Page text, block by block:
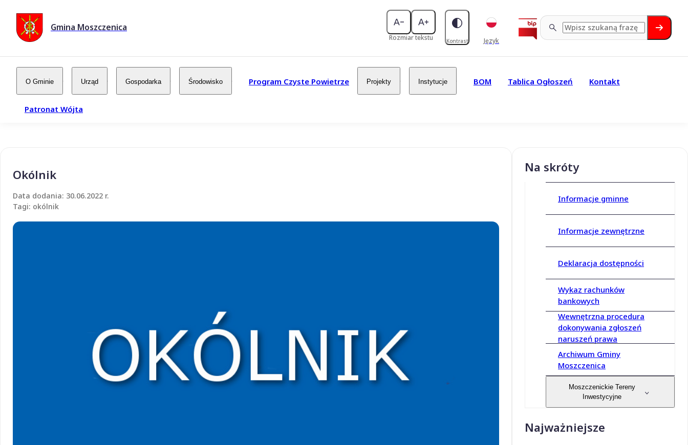
Gmina Moszczenica
Rozmiar tekstu Kontrast Język
O Gminie Urząd Gospodarka Środowisko Program Czyste Powietrze Projekty Instytucje BOM Tablica Ogłoszeń Kontakt
Patronat Wójta
Okólnik
Data dodania: 30.06.2022 r.
Tagi: okólnik
Na skróty
Informacje gminne
Informacje zewnętrzne
Deklaracja dostępności
Wykaz rachunków
bankowych
Wewnętrzna procedura
dokonywania zgłoszeń
naruszeń prawa
Archiwum Gminy
Moszczenica
Moszczenickie Tereny
Inwestycyjne
Najważniejsze